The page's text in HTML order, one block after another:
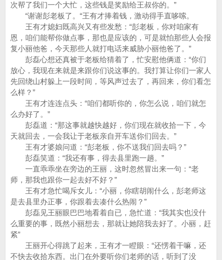
次帮了我们一个大忙，这些钱是奖励给王叔你的。”
“谢谢彭老板了。“王有才捧着钱，激动得手直哆嗦。
王有才媳妇既高兴又有些发愁：“彭老板，你对咱家有
恩，咱们能帮你做点事，那也是应该的，可是就怕那些人会报
复小丽他爸，今天那些人就打电话来威胁小丽他爸了。”
彭磊心想还真被于老板给猜着了，忙安慰他俩道：“你们
放心，我现在来就是来跟你们说这事的。我打算让你们一家人
先回绕山村躲上一段时间，等风声过去了，再回来，你们看怎
么样？”
王有才连连点头：“咱们都听你的，你怎么说，咱们就怎
么办好了。”
彭磊道：“那这事就越快越好，你们现在就收拾一下，今
天就回去，一会我让于老板亲自开车送你们回去。”
王有才婆娘问道：“彭老板，你不送我们回去吗？”
彭磊笑道：“我还有事，得去县里跑一趟。”
一直乖乖坐在旁边的王丽，这时忽然冒出来一句：“老
师，那我也跟你一起去好不好？”
王有才急忙喝斥女儿：“小丽，你瞎胡闹什么，彭老师这
是去县里办正事，你跟着去凑什么热闹？”
彭磊见王丽眼巴巴地看着自已，急忙道：“我其实也没什
么重要的事，既然小丽想去，那就让她陪我去好了。小丽，赶
紧”
王丽开心得跳了起来，王有才一瞪眼：“还愣着干嘛，还
不快去收拾东西。出门在外要听你们老师的话，听到了没